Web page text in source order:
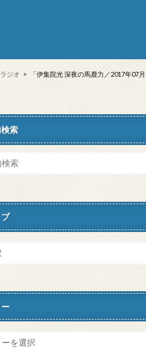
ラジオ 「伊集院光 深夜の馬鹿力／2017年07
索